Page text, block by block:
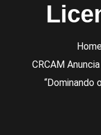
CRCAM
“Dominando